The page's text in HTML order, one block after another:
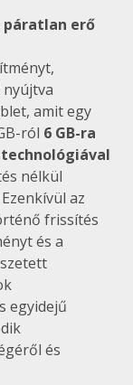
erő
amit egy
ról 6 GB-ra
technológiával
nélkül
az
frissítés
és a
egyidejű
és